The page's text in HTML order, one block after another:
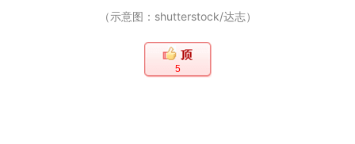
（示意图：shutterstock/达志）
5